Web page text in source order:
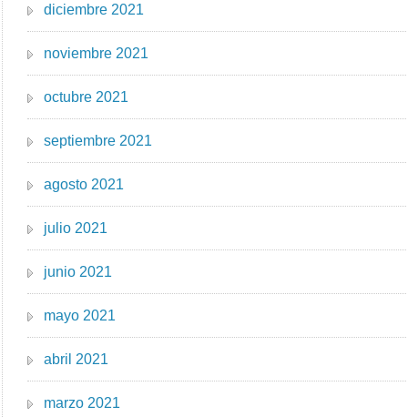
diciembre 2021
noviembre 2021
octubre 2021
septiembre 2021
agosto 2021
julio 2021
junio 2021
mayo 2021
abril 2021
marzo 2021